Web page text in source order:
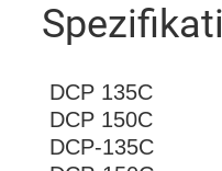
DCP 135C
DCP 150C
DCP-135C